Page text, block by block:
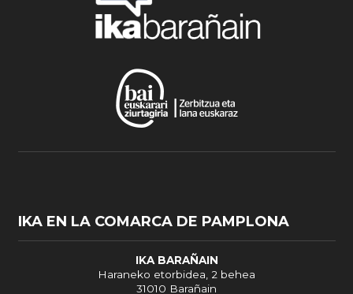
IKA EN LA COMARCA DE PAMPLONA
IKA BARAÑAIN
Haraneko etorbidea, 2 behea
31010 Barañain